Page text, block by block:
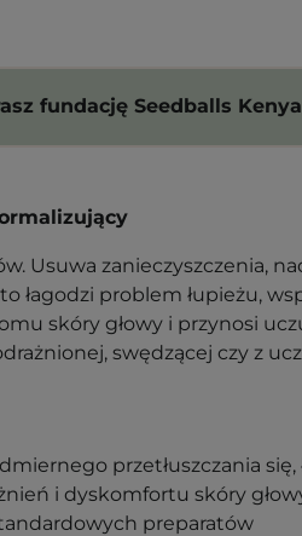
fundację Seedballs
Usuwa zanieczyszczenia,
łagodzi problem łupieżu,
skóry głowy i przynosi
swędzącej czy z
przetłuszczania się,
i dyskomfortu skóry
preparatów